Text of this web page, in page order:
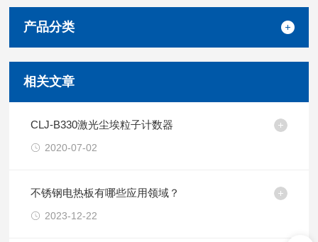
产品分类
相关文章
CLJ-B330激光尘埃粒子计数器
2020-07-02
不锈钢电热板有哪些应用领域？
2023-12-22